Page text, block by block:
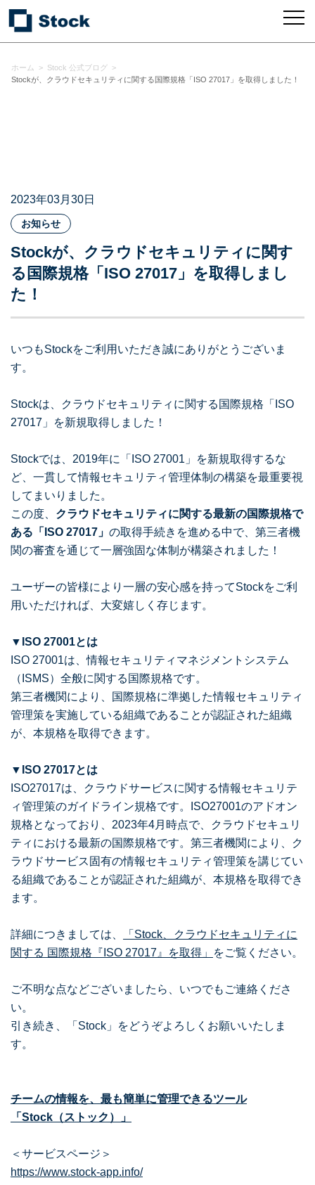
ホーム > Stock 公式ブログ >
Stockが、クラウドセキュリティに関する国際規格「ISO 27017」を取得しました！
2023年03月30日
お知らせ
Stockが、クラウドセキュリティに関す
る国際規格「ISO 27017」を取得しまし
た！
いつもStockをご利用いただき誠にありがとうございま
す。
Stockは、クラウドセキュリティに関する国際規格「ISO
27017」を新規取得しました！
Stockでは、2019年に「ISO 27001」を新規取得するな
ど、一貫して情報セキュリティ管理体制の構築を最重要視
してまいりました。
この度、 クラウドセキュリティに関する最新の国際規格で
ある「ISO 27017」 の取得手続きを進める中で、第三者機
関の審査を通じて一層強固な体制が構築されました！
ユーザーの皆様により一層の安心感を持ってStockをご利
用いただければ、大変嬉しく存じます。
▼ISO 27001とは
ISO 27001は、情報セキュリティマネジメントシステム
（ISMS）全般に関する国際規格です。
第三者機関により、国際規格に準拠した情報セキュリティ
管理策を実施している組織であることが認証された組織
が、本規格を取得できます。
▼ISO 27017とは
ISO27017は、クラウドサービスに関する情報セキュリテ
ィ管理策のガイドライン規格です。ISO27001のアドオン
規格となっており、2023年4月時点で、クラウドセキュリ
ティにおける最新の国際規格です。第三者機関により、ク
ラウドサービス固有の情報セキュリティ管理策を講じてい
る組織であることが認証された組織が、本規格を取得でき
ます。
詳細につきましては、
「Stock、クラウドセキュリティに
関する 国際規格『ISO 27017』を取得」
をご覧ください。
ご不明な点などございましたら、いつでもご連絡くださ
い。
引き続き、「Stock」をどうぞよろしくお願いいたしま
す。
チームの情報を、最も簡単に管理できるツール
「Stock（ストック）」
＜サービスページ＞
https://www.stock-app.info/